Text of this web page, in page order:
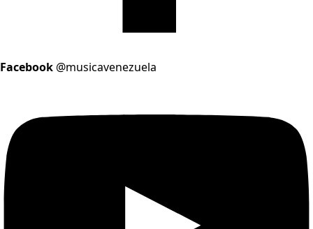
Facebook @musicavenezuela